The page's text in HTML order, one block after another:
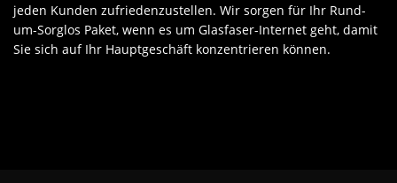
jeden Kunden zufriedenzustellen. Wir sorgen für Ihr Rund-
um-Sorglos Paket, wenn es um Glasfaser-Internet geht, damit
Sie sich auf Ihr Hauptgeschäft konzentrieren können.